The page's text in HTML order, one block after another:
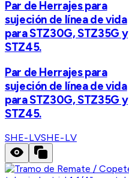
Par de Herrajes para
sujeción de línea de vida
para STZ30G, STZ35G y
STZ45.
Par de Herrajes para
sujeción de línea de vida
para STZ30G, STZ35G y
STZ45.
SHE-LVSHE-LV